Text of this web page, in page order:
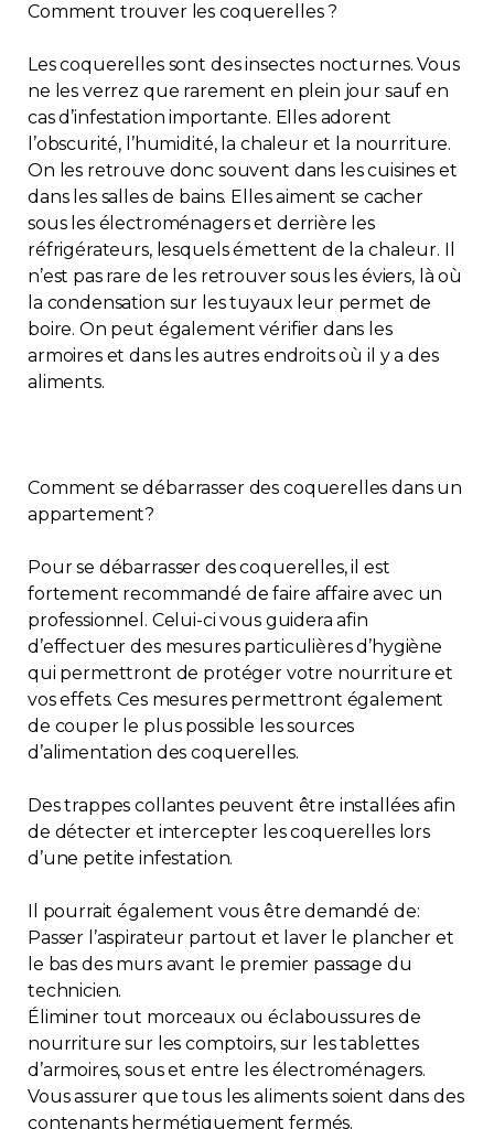
Comment trouver les coquerelles ?
Les coquerelles sont des insectes nocturnes. Vous
ne les verrez que rarement en plein jour sauf en
cas d’infestation importante. Elles adorent
l’obscurité, l’humidité, la chaleur et la nourriture.
On les retrouve donc souvent dans les cuisines et
dans les salles de bains. Elles aiment se cacher
sous les électroménagers et derrière les
réfrigérateurs, lesquels émettent de la chaleur. Il
n’est pas rare de les retrouver sous les éviers, là où
la condensation sur les tuyaux leur permet de
boire. On peut également vérifier dans les
armoires et dans les autres endroits où il y a des
aliments.
Comment se débarrasser des coquerelles dans un
appartement?
Pour se débarrasser des coquerelles, il est
fortement recommandé de faire affaire avec un
professionnel. Celui-ci vous guidera afin
d’effectuer des mesures particulières d’hygiène
qui permettront de protéger votre nourriture et
vos effets. Ces mesures permettront également
de couper le plus possible les sources
d’alimentation des coquerelles.
Des trappes collantes peuvent être installées afin
de détecter et intercepter les coquerelles lors
d’une petite infestation.
Il pourrait également vous être demandé de:
Passer l’aspirateur partout et laver le plancher et
le bas des murs avant le premier passage du
technicien.
Éliminer tout morceaux ou éclaboussures de
nourriture sur les comptoirs, sur les tablettes
d’armoires, sous et entre les électroménagers.
Vous assurer que tous les aliments soient dans des
contenants hermétiquement fermés.